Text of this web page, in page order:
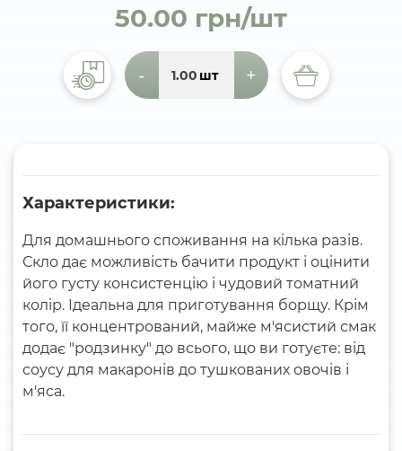
50.00 грн/шт
- шт +
Характеристики:
Для домашнього споживання на кілька разів.
Скло дає можливість бачити продукт і оцінити
його густу консистенцію і чудовий томатний
колір. Ідеальна для приготування борщу. Крім
того, її концентрований, майже м'ясистий смак
додає "родзинку" до всього, що ви готуєте: від
соусу для макаронів до тушкованих овочів і
м'яса.